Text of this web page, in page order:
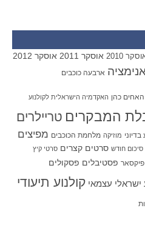
2010 אוסקר 2011 אוסקר 2012
אנימציה ארבעה כוכבים
האחים כהן האקדמיה הישראלית לקולנוע
המבקרים טריילרים
מוזיקה מלחמת הכוכבים מפיצים
סיכום חודש סרטים קצרים סרטי קיץ
פיקסאר פסטיבלים פסקולים
ישראלי עצמאי קולנוע תיעודי